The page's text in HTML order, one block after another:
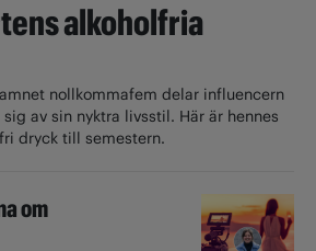
alkoholfria
nollkommafem delar influencern
av sin nyktra livsstil. Här är hennes
dryck till semestern.
om